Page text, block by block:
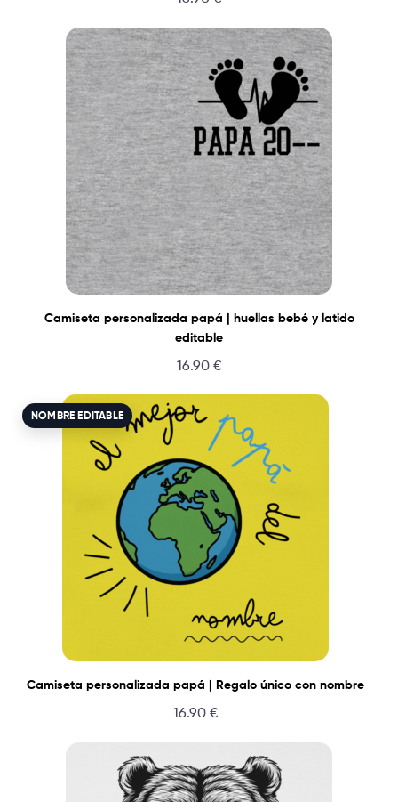
Camiseta personalizada papá | huellas bebé y latido
editable
16.90 €
NOMBRE EDITABLE
Camiseta personalizada papá | Regalo único con nombre
16.90 €